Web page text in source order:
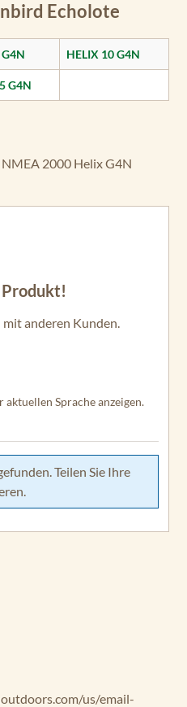
Echolote
HELIX 10 G4N
G4N
2000 Helix G4N
von 0 von 5 Sternen
Produkt!
mit anderen Kunden.
Sprache anzeigen.
Teilen Sie Ihre
us/email-